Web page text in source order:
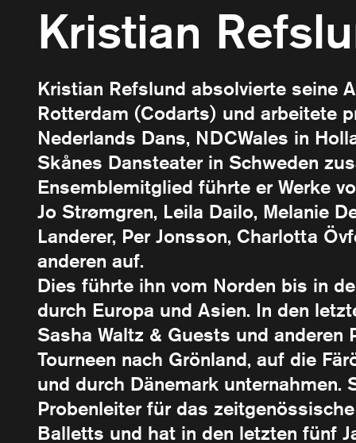
Kristian
Kristian Refslund absolvierte seine
Rotterdam (Codarts) und arbeitete
Nederlands Dans, NDCWales in
Skånes Dansteater in Schweden
Ensemblemitglied führte er Werke
Jo Strømgren, Leila Dailo, Melanie
Landerer, Per Jonsson, Charlotta
anderen auf.
Dies führte ihn vom Norden bis in
durch Europa und Asien. In den
Sasha Waltz & Guests und anderen
Tourneen nach Grönland, auf die
und durch Dänemark unternahmen.
Probenleiter für das
Balletts und hat in den letzten fünf